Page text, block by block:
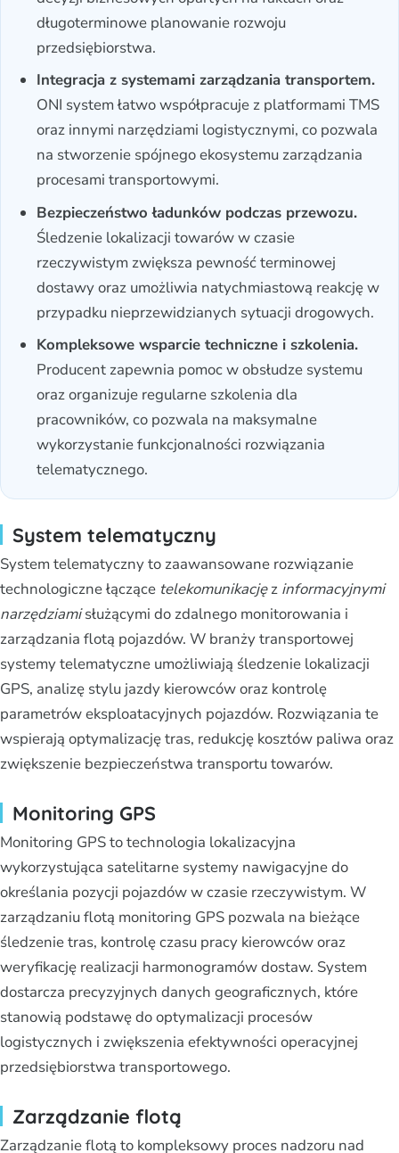
długoterminowe planowanie rozwoju
przedsiębiorstwa.
Integracja z systemami zarządzania transportem.
ONI system łatwo współpracuje z platformami TMS
oraz innymi narzędziami logistycznymi, co pozwala
na stworzenie spójnego ekosystemu zarządzania
procesami transportowymi.
Bezpieczeństwo ładunków podczas przewozu.
Śledzenie lokalizacji towarów w czasie
rzeczywistym zwiększa pewność terminowej
dostawy oraz umożliwia natychmiastową reakcję w
przypadku nieprzewidzianych sytuacji drogowych.
Kompleksowe wsparcie techniczne i szkolenia.
Producent zapewnia pomoc w obsłudze systemu
oraz organizuje regularne szkolenia dla
pracowników, co pozwala na maksymalne
wykorzystanie funkcjonalności rozwiązania
telematycznego.
System telematyczny
System telematyczny to zaawansowane rozwiązanie
technologiczne łączące telekomunikacjęz informacyjnymi
narzędziamisłużącymi do zdalnego monitorowania i
zarządzania flotą pojazdów. W branży transportowej
systemy telematyczne umożliwiają śledzenie lokalizacji
GPS, analizę stylu jazdy kierowców oraz kontrolę
parametrów eksploatacyjnych pojazdów. Rozwiązania te
wspierają optymalizację tras, redukcję kosztów paliwa oraz
zwiększenie bezpieczeństwa transportu towarów.
Monitoring GPS
Monitoring GPS to technologia lokalizacyjna
wykorzystująca satelitarne systemy nawigacyjne do
określania pozycji pojazdów w czasie rzeczywistym. W
zarządzaniu flotą monitoring GPS pozwala na bieżące
śledzenie tras, kontrolę czasu pracy kierowców oraz
weryfikację realizacji harmonogramów dostaw. System
dostarcza precyzyjnych danych geograficznych, które
stanowią podstawę do optymalizacji procesów
logistycznych i zwiększenia efektywności operacyjnej
przedsiębiorstwa transportowego.
Zarządzanie flotą
Zarządzanie flotą to kompleksowy proces nadzoru nad